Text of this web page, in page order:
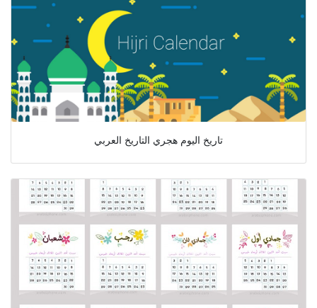
تاريخ اليوم هجري التاريخ العربي